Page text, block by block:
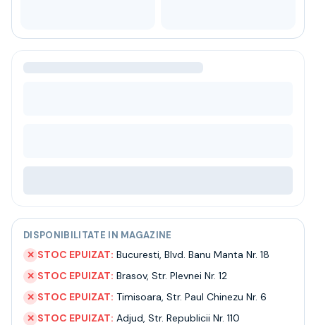
Ceai
Bacanie
BLACK FRIDAY
Contact
Termeni si conditii
Politica de confidentialitate
Intrebari frecvente
DISPONIBILITATE IN MAGAZINE
✕ STOC EPUIZAT: Bucuresti, Blvd. Banu Manta Nr. 18
✕ STOC EPUIZAT: Brasov, Str. Plevnei Nr. 12
✕ STOC EPUIZAT: Timisoara, Str. Paul Chinezu Nr. 6
✕ STOC EPUIZAT: Adjud, Str. Republicii Nr. 110